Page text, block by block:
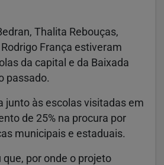
Thalita Rebouças,
França estiveram
da capital e da Baixada
passado.
junto às escolas visitadas em
de 25% na procura por
municipais e estaduais.
que, por onde o projeto